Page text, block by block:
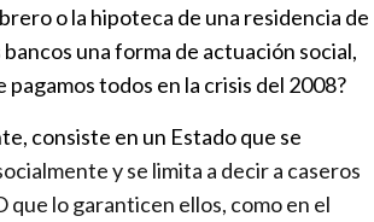
o la hipoteca de una residencia de
una forma de actuación social,
todos en la crisis del 2008?
consiste en un Estado que se
y se limita a decir a caseros
que lo garanticen ellos, como en el